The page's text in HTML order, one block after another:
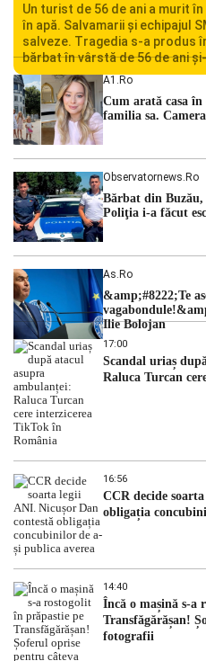
Un turist de 56 de ani a murit
în apă. Salvamarii și echipajul
salveze. Tragedia s-a produs
bărbat în vârstă de 56 de ani
făcut rău în timp ce se afla în
A1.ro
Cum arată casa în
familia sa.
Observatornews.ro
Bărbat din
Poliţia i-a făcut
As.ro
&amp;#8222;Te
Ilie Bolojan
17:00
Scandal uriaș
Raluca Turcan
16:56
CCR decide
obligația
14:40
Încă o mașină s-a
Transfăgărășan!
fotografii